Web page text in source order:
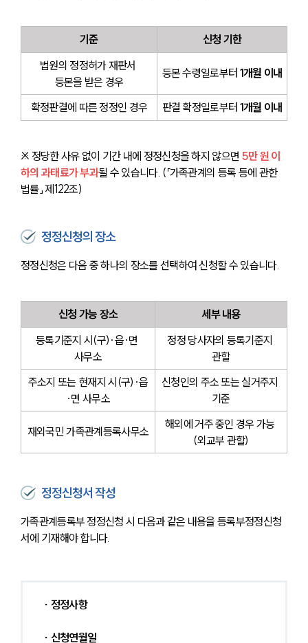
기준
신청 기한
법원의 정정허가 재판서
등본을 받은 경우
등본 수령일로부터 1개월 이내
확정판결에 따른 정정인 경우 판결 확정일로부터 1개월 이내
※ 정당한 사유 없이 기간 내에 정정신청을 하지 않으면 5만 원 이
하의 과태료가 부과될 수 있습니다. (「가족관계의 등록 등에 관한
법률」 제122조)
정정신청의 장소
정정신청은 다음 중 하나의 장소를 선택하여 신청할 수 있습니다.
신청 가능 장소
세부 내용
등록기준지 시(구)·읍·면
사무소
정정 당사자의 등록기준지
관할
주소지 또는 현재지 시(구)·읍
·면 사무소
신청인의 주소 또는 실거주지
기준
재외국민 가족관계등록사무소
해외에 거주 중인 경우 가능
(외교부 관할)
정정신청서 작성
가족관계등록부 정정신청 시 다음과 같은 내용을 등록부정정신청
서에 기재해야 합니다.
∙ 정정사항
∙ 신청연월일